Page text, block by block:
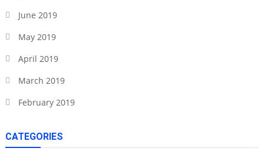
June 2019
May 2019
April 2019
March 2019
February 2019
CATEGORIES